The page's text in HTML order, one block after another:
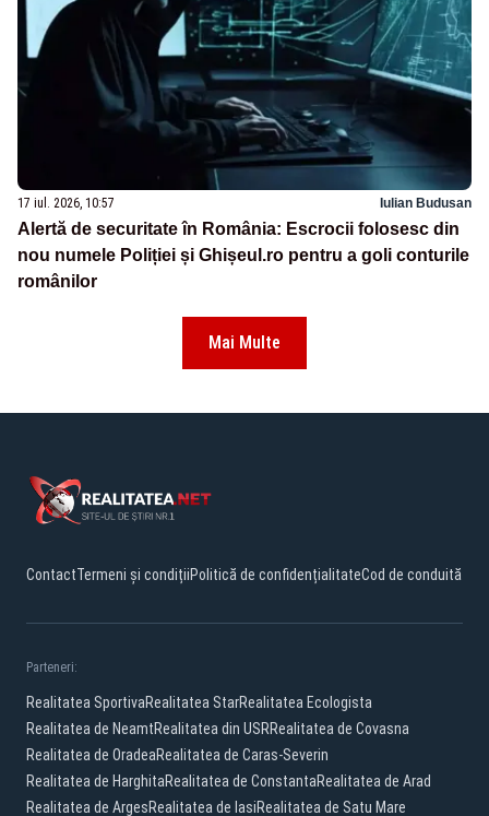
17 iul. 2026, 10:57 Iulian Budusan
Alertă de securitate în România: Escrocii folosesc din
nou numele Poliției și Ghișeul.ro pentru a goli conturile
românilor
Mai Multe
ContactTermeni și condițiiPolitică de confidențialitateCod de conduită
Parteneri:
Realitatea SportivaRealitatea StarRealitatea Ecologista
Realitatea de NeamtRealitatea din USRRealitatea de Covasna
Realitatea de OradeaRealitatea de Caras-Severin
Realitatea de HarghitaRealitatea de ConstantaRealitatea de Arad
Realitatea de ArgesRealitatea de IasiRealitatea de Satu Mare